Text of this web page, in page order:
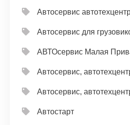
Автосервис
Автосервис для
АВТОсервис Малая
Автосервис,
Автосервис,
Автостарт